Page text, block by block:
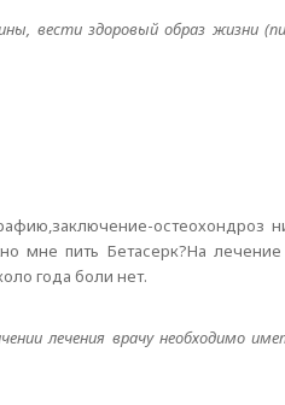
вести здоровый образ жизни
остеохондроз
мне пить Бетасерк?На
года боли нет.
лечения врачу необходимо